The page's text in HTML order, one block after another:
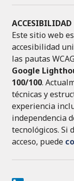
ACCESIBILIDAD
Este sitio web
accesibilidad
las pautas
Google
100/100.
técnicas y
experiencia
independencia
tecnológicos. Si
acceso, puede